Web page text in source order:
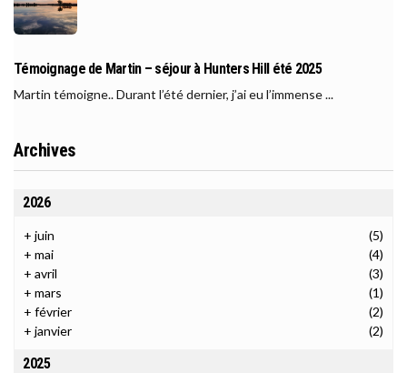
Témoignage de Martin – séjour à Hunters Hill été 2025
Martin témoigne.. Durant l’été dernier, j’ai eu l’immense ...
Archives
2026
+ juin
(5)
+ mai
(4)
+ avril
(3)
+ mars
(1)
+ février
(2)
+ janvier (2)
2025